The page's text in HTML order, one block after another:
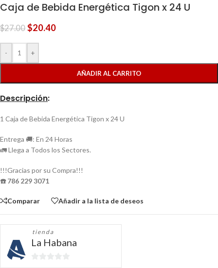
Caja de Bebida Energética Tigon x 24 U
$27.00 $20.40
- +
AÑADIR AL CARRITO
Descripción:
1 Caja de Bebida Energética Tigon x 24 U
Entrega 🚚: En 24 Horas
🚛 Llega a Todos los Sectores.
!!!Gracias por su Compra!!!
☎️ 786 229 3071
Comparar Añadir a la lista de deseos
tienda
La Habana
0